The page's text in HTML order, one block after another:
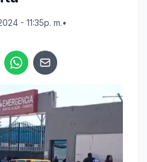
- 11:35p. m.•